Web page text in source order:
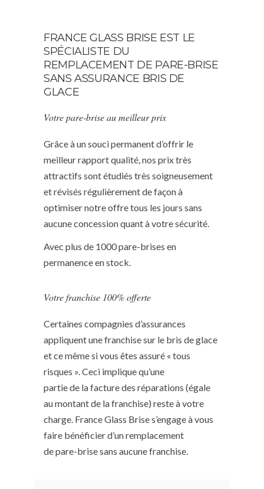
FRANCE GLASS BRISE EST LE
SPÉCIALISTE DU
REMPLACEMENT DE PARE-BRISE
SANS ASSURANCE BRIS DE
GLACE
Votre pare-brise au meilleur prix
Grâce à un souci permanent d’offrir le
meilleur rapport qualité, nos prix très
attractifs sont étudiés très soigneusement
et révisés régulièrement de façon à
optimiser notre offre tous les jours sans
aucune concession quant à votre sécurité.
Avec plus de 1000 pare-brises en
permanence en stock.
Votre franchise 100% offerte
Certaines compagnies d’assurances
appliquent une franchise sur le bris de glace
et ce même si vous êtes assuré « tous
risques ». Ceci implique qu’une
partie de la facture des réparations (égale
au montant de la franchise) reste à votre
charge. France Glass Brise s’engage à vous
faire bénéficier d’un remplacement
de pare-brise sans aucune franchise.